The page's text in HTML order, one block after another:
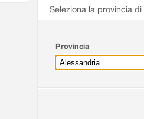
Seleziona la provincia
Provincia